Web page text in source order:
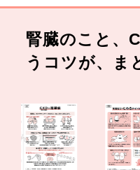
腎臓のこと、
うコツが、ま